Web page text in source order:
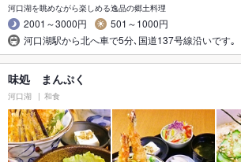
河口湖を眺めながら楽しめる逸品の郷土料理
2001～3000円
501～1000円
河口湖駅から北へ車で5分､国道137号線沿いです｡
味処 まんぷく
河口湖 和食